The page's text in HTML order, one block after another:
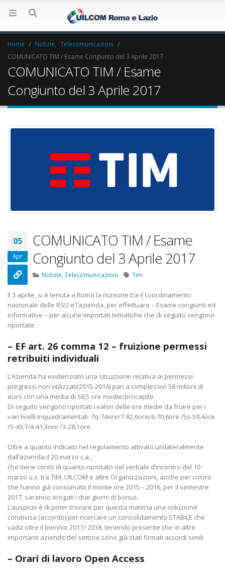
Home Notizie, Telecomunicazioni
COMUNICATO TIM / Esame Congiunto del 3 Aprile 2017
COMUNICATO TIM / Esame
Congiunto del 3 Aprile 2017
05
Apr
COMUNICATO TIM / Esame
Congiunto del 3 Aprile 2017
Notizie Telecomunicazioni Tim
Il 3 aprile, si è tenuta a Roma la riunione tra il coordinamento
nazionale delle RSU e l’azienda, per effettuare – Esame congiunti ed
informative – per alcune importati tematiche che di seguito vengono
riportate:
– EF art. 26 comma 12 – fruizione permessi
retribuiti individuali
L’Azienda ha evidenziato una situazione relativa ai permessi
pregressi non utilizzati(2015-2016) pari a complessivi 58 milioni di
euro con una media di 58,5 ore medie/procapite.
Di seguito vengono riportati i valori delle ore medie da fruire per i
vari livelli inquadramentali: 7q-74ore/7-82,6ore/6-70,6ore /5s-59,4ore
/5-49,1/4-41,3ore /3-28,1ore.
Oltre a quanto indicato nel regolamento attivato unilateralmente
dall’azienda il 20 marzo c.a.,
che tiene conto di quanto riportato nel verbale d’incontro del 10
marzo u.s. tra TIM, UILCOM e altre Organizzazioni, anche per coloro
che hanno già consumato il monte ore 2015 – 2016, per il semestre
2017, saranno erogati i due giorni di bonus.
L’auspicio è di poter trovare per questa materia una soluzione
condivisa (accordo) per ricercare un consolidamento STABILE che
vada oltre il biennio 2017/ 2018, tenendo presente che in altre
importanti aziende del settore sono già stati firmati accordi simili.
– Orari di lavoro Open Access
Elezioni RSU TIM Servizi
Digitali
13 Ottobre 2022
Telecom: sciopero contro
lo scorporo della rete
21 Giugno 2022
Elezioni RSU La7
Elezioni RSU
R.T.I.
Convenzione
Centro Estetico
20 Gennaio 2022